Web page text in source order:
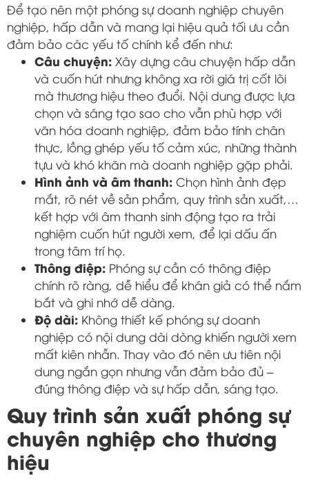
Để tạo nên một phóng sự doanh nghiệp chuyên
nghiệp, hấp dẫn và mang lại hiệu quả tối ưu cần
đảm bảo các yếu tố chính kể đến như:
Câu chuyện: Xây dựng câu chuyện hấp dẫn
và cuốn hút nhưng không xa rời giá trị cốt lõi
mà thương hiệu theo đuổi. Nội dung được lựa
chọn và sáng tạo sao cho vẫn phù hợp với
văn hóa doanh nghiệp, đảm bảo tính chân
thực, lồng ghép yếu tố cảm xúc, những thành
tựu và khó khăn mà doanh nghiệp gặp phải.
Hình ảnh và âm thanh: Chọn hình ảnh đẹp
mắt, rõ nét về sản phẩm, quy trình sản xuất,…
kết hợp với âm thanh sinh động tạo ra trải
nghiệm cuốn hút người xem, để lại dấu ấn
trong tâm trí họ.
Thông điệp: Phóng sự cần có thông điệp
chính rõ ràng, dễ hiểu để khán giả có thể nắm
bắt và ghi nhớ dễ dàng.
Độ dài: Không thiết kế phóng sự doanh
nghiệp có nội dung dài dòng khiến người xem
mất kiên nhẫn. Thay vào đó nên ưu tiên nội
dung ngắn gọn nhưng vẫn đảm bảo đủ –
đúng thông điệp và sự hấp dẫn, sáng tạo.
Quy trình sản xuất phóng sự
chuyên nghiệp cho thương
hiệu